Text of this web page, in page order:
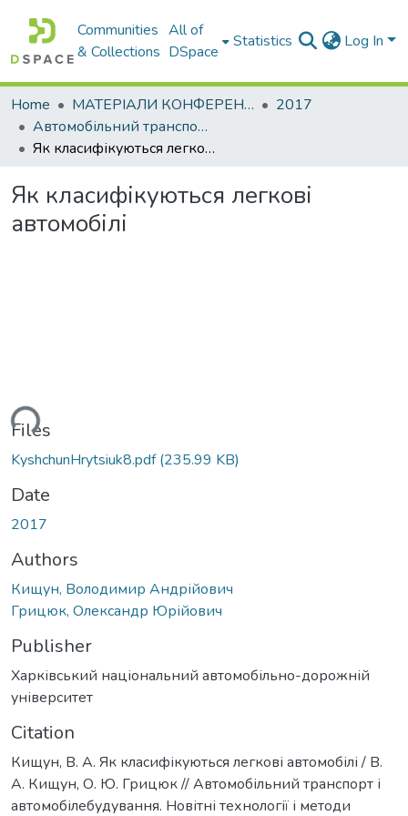
Communities
& Collections
All of
DSpace
Statistics Log In
Home МАТЕРІАЛИ КОНФЕРЕНЦІЙ
2017
Автомобільний транспорт і автомобілебудування. Новітні технології і методи підготовки фахівців
Як класифікуються легкові автомобілі
Як класифікуються легкові
автомобілі
Files
KyshchunHrytsiuk8.pdf(235.99 KB)
Date
2017
Authors
Кищун, Володимир Андрійович
Грицюк, Олександр Юрійович
Publisher
Харківський національний автомобільно-дорожній
університет
Citation
Кищун, В. А. Як класифікуються легкові автомобілі / В.
А. Кищун, О. Ю. Грицюк // Автомобільний транспорт і
автомобілебудування. Новітні технології і методи